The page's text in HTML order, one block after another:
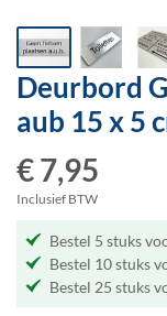
Ga
naar
het
van
de
gallerij
Deurbord
aub 15 x 5
€ 7,95
Inclusief BTW
Bestel 5 stuks
Bestel 10 stuks
Bestel 25 stuks